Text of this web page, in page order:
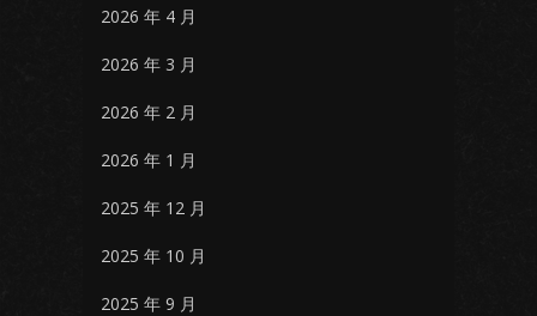
2026 年 4 月
2026 年 3 月
2026 年 2 月
2026 年 1 月
2025 年 12 月
2025 年 10 月
2025 年 9 月